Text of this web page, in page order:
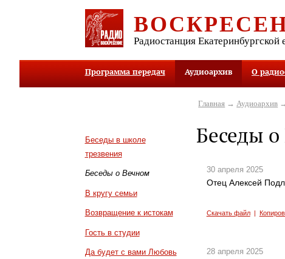
Радиостанция Екатеринбургской
Программа передач Аудиоархив О
Беседы в школе
трезвения
Беседы о Вечном
В кругу семьи
Возвращение к истокам
Гость в студии
Да будет с вами Любовь
Главная → Аудиоархив
Беседы
30 апреля 2025
Отец Алексей
Скачать файл|
28 апреля 2025